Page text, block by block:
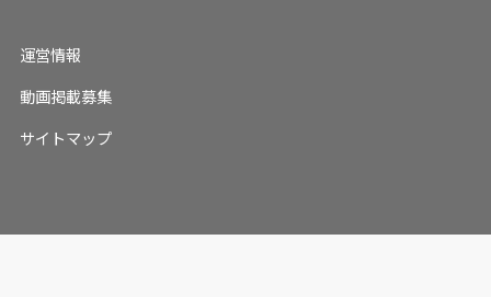
運営情報
動画掲載募集
サイトマップ